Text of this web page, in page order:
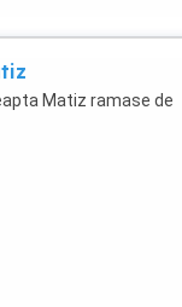
Matiz ramase de